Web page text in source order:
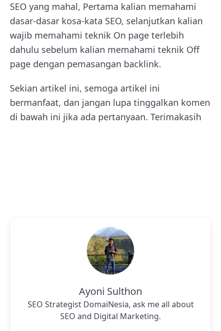
SEO yang mahal, Pertama kalian memahami
dasar-dasar kosa-kata SEO, selanjutkan kalian
wajib memahami teknik On page terlebih
dahulu sebelum kalian memahami teknik Off
page dengan pemasangan backlink.
Sekian artikel ini, semoga artikel ini
bermanfaat, dan jangan lupa tinggalkan komen
di bawah ini jika ada pertanyaan. Terimakasih
Ayoni Sulthon
SEO Strategist DomaiNesia, ask me all about
SEO and Digital Marketing.